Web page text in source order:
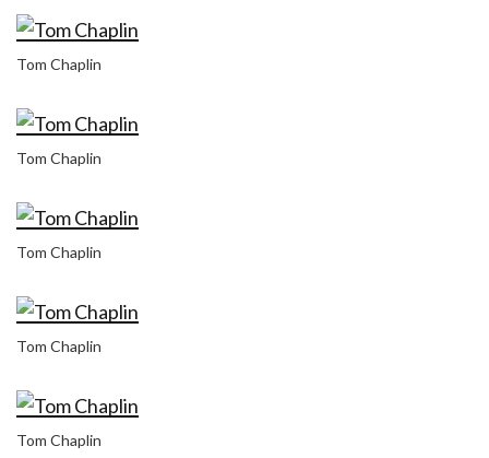
Tom Chaplin
Tom Chaplin
Tom Chaplin
Tom Chaplin
Tom Chaplin